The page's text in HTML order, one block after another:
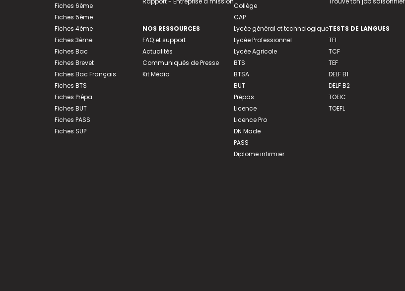
Fiches 6ème
Fiches 5ème
Fiches 4ème
Fiches 3ème
Fiches Bac
Fiches Brevet
Fiches Bac Français
Fiches BTS
Fiches Prépa
Fiches BUT
Fiches PASS
Fiches SUP
NOS RESSOURCES
FAQ et support
Actualités
Communiqués de Presse
Kit Média
Collège
CAP
Lycée général et technologique
Lycée Professionnel
Lycée Agricole
BTS
BTSA
BUT
Prépas
Licence
Licence Pro
DN Made
PASS
Diplome infirmier
TESTS DE LANGUES
TFI
TCF
TEF
DELF B1
DELF B2
TOEIC
TOEFL